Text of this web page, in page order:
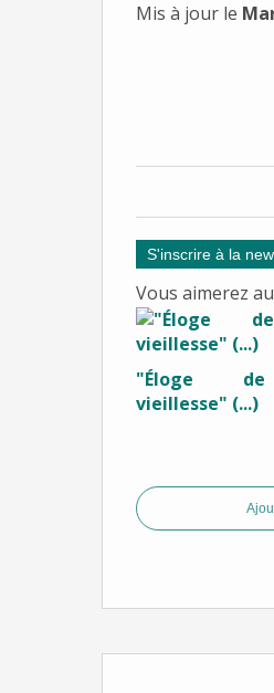
Mis à jour le
S'inscrire à la
Vous aimerez
"Éloge
vieillesse" (...)